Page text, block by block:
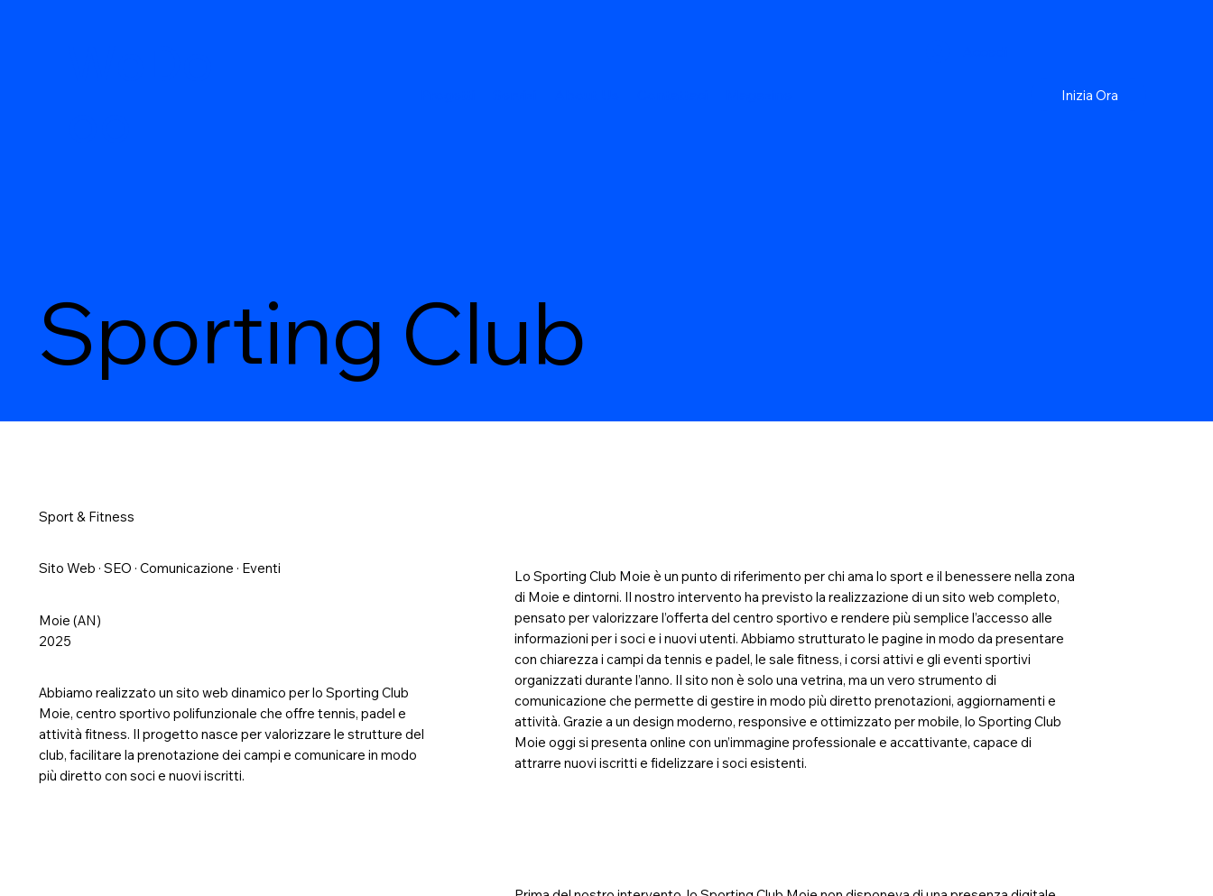
Inizia Ora
Sporting Club
Sport & Fitness
Sito Web · SEO · Comunicazione · Eventi
Moie (AN)
2025
Abbiamo realizzato un sito web dinamico per lo Sporting Club
Moie, centro sportivo polifunzionale che offre tennis, padel e
attività fitness. Il progetto nasce per valorizzare le strutture del
club, facilitare la prenotazione dei campi e comunicare in modo
più diretto con soci e nuovi iscritti.
Lo Sporting Club Moie è un punto di riferimento per chi ama lo sport e il benessere nella zona
di Moie e dintorni. Il nostro intervento ha previsto la realizzazione di un sito web completo,
pensato per valorizzare l’offerta del centro sportivo e rendere più semplice l’accesso alle
informazioni per i soci e i nuovi utenti. Abbiamo strutturato le pagine in modo da presentare
con chiarezza i campi da tennis e padel, le sale fitness, i corsi attivi e gli eventi sportivi
organizzati durante l’anno. Il sito non è solo una vetrina, ma un vero strumento di
comunicazione che permette di gestire in modo più diretto prenotazioni, aggiornamenti e
attività. Grazie a un design moderno, responsive e ottimizzato per mobile, lo Sporting Club
Moie oggi si presenta online con un’immagine professionale e accattivante, capace di
attrarre nuovi iscritti e fidelizzare i soci esistenti.